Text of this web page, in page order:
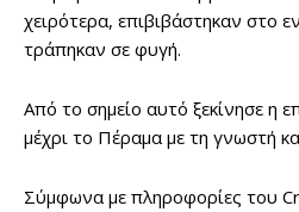
χειρότερα, επιβιβάστηκαν στο
τράπηκαν σε φυγή.
Από το σημείο αυτό ξεκίνησε η
μέχρι το Πέραμα με τη γνωστή
Σύμφωνα με πληροφορίες του